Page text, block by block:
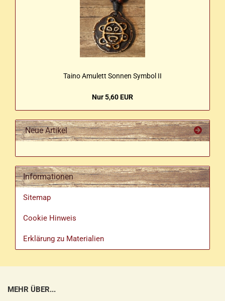
Taino Amu­lett Son­nen Sym­bol II
Nur 5,60 EUR
Neue Artikel
Informationen
Sitemap
Cookie Hinweis
Erklärung zu Materialien
MEHR ÜBER...